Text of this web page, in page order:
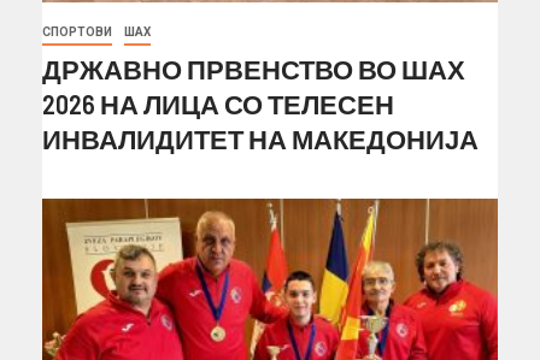
СПОРТОВИ ШАХ
ДРЖАВНО ПРВЕНСТВО ВО ШАХ
2026 НА ЛИЦА СО ТЕЛЕСЕН
ИНВАЛИДИТЕТ НА МАКЕДОНИЈА